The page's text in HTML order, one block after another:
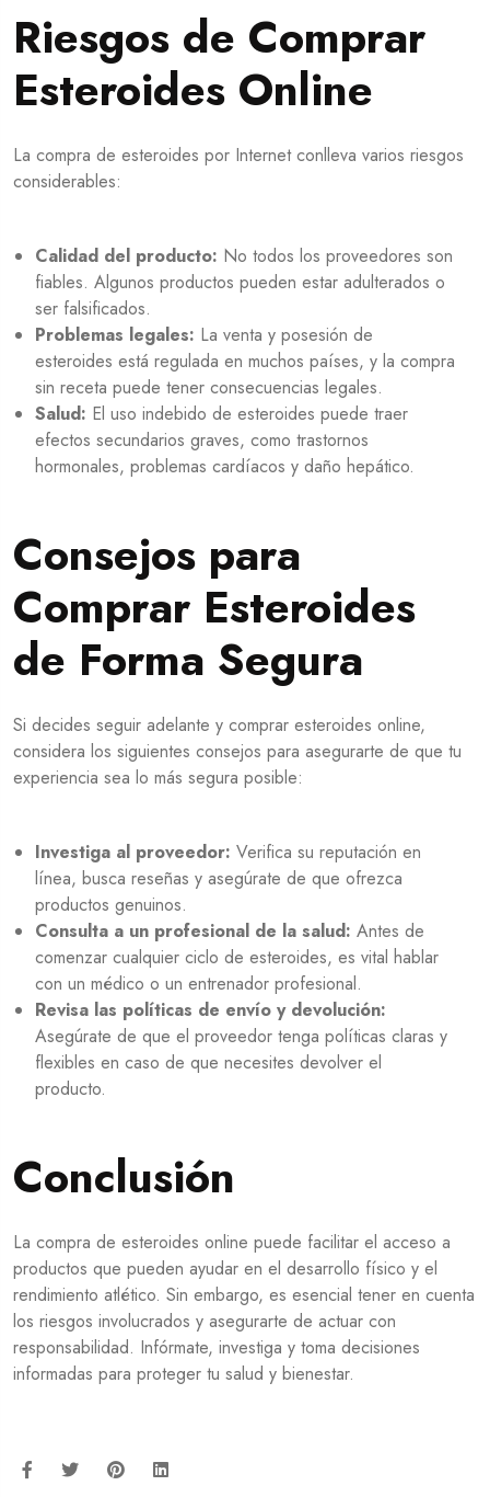
Riesgos de Comprar
Esteroides Online
La compra de esteroides por Internet conlleva varios riesgos
considerables:
Calidad del producto: No todos los proveedores son
fiables. Algunos productos pueden estar adulterados o
ser falsificados.
Problemas legales: La venta y posesión de
esteroides está regulada en muchos países, y la compra
sin receta puede tener consecuencias legales.
Salud: El uso indebido de esteroides puede traer
efectos secundarios graves, como trastornos
hormonales, problemas cardíacos y daño hepático.
Consejos para
Comprar Esteroides
de Forma Segura
Si decides seguir adelante y comprar esteroides online,
considera los siguientes consejos para asegurarte de que tu
experiencia sea lo más segura posible:
Investiga al proveedor: Verifica su reputación en
línea, busca reseñas y asegúrate de que ofrezca
productos genuinos.
Consulta a un profesional de la salud: Antes de
comenzar cualquier ciclo de esteroides, es vital hablar
con un médico o un entrenador profesional.
Revisa las políticas de envío y devolución:
Asegúrate de que el proveedor tenga políticas claras y
flexibles en caso de que necesites devolver el
producto.
Conclusión
La compra de esteroides online puede facilitar el acceso a
productos que pueden ayudar en el desarrollo físico y el
rendimiento atlético. Sin embargo, es esencial tener en cuenta
los riesgos involucrados y asegurarte de actuar con
responsabilidad. Infórmate, investiga y toma decisiones
informadas para proteger tu salud y bienestar.